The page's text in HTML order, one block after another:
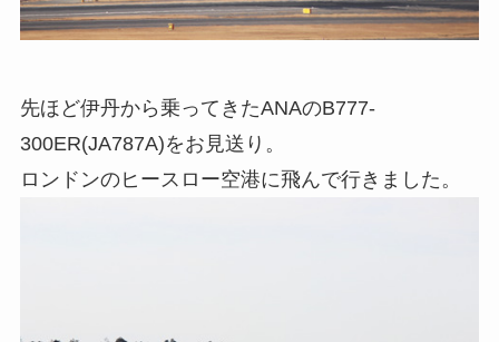
先ほど伊丹から乗ってきたANAのB777-
300ER(JA787A)をお見送り。
ロンドンのヒースロー空港に飛んで行きました。